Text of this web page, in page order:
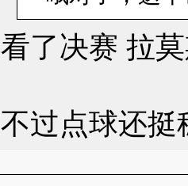
看了决赛 拉
不过点球还